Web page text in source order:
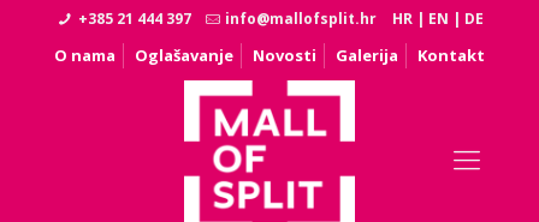
+385 21 444 397 info@mallofsplit.hr HR | EN | DE
O nama Oglašavanje Novosti Galerija Kontakt